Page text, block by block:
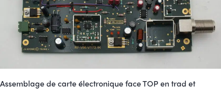
Assemblage de carte électronique face TOP en trad et